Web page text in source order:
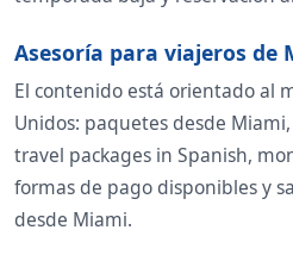
Asesoría para viajeros de
El contenido está orientado al
Unidos: paquetes desde
travel packages in Spanish,
formas de pago disponibles y
desde Miami.